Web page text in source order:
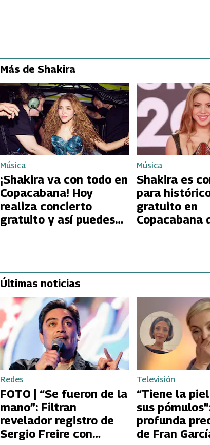
Más de Shakira
Música
¡Shakira va con todo en
Copacabana! Hoy
realiza concierto
gratuito y así puedes
Música
Shakira es
para
gratuito en
Copacabana
Últimas noticias
Redes
FOTO | “Se fueron de la
mano”: Filtran
revelador registro de
Sergio Freire con
Televisión
“Tiene la
sus
profunda
de Fran